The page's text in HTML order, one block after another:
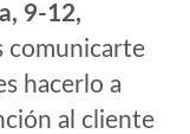
9-12,
comunicarte
hacerlo a
al cliente